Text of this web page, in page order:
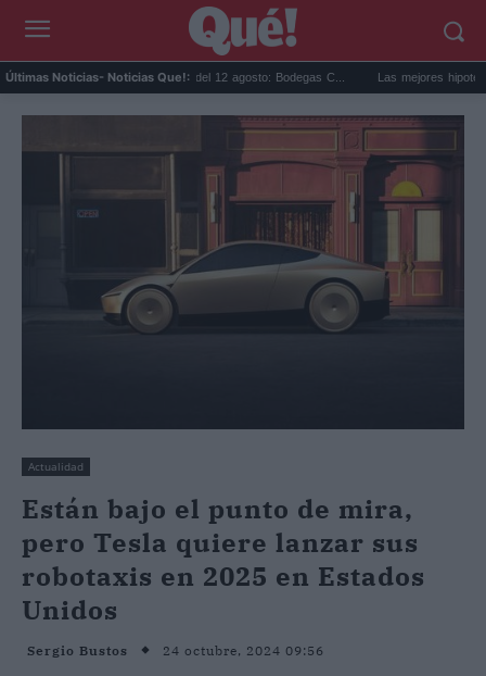
Últimas Noticias- Noticias Que!:
Eclipse solar en Cariñena del 12 agosto: Bodegas C... Las mejores hipotecas de
Actualidad
Están bajo el punto de mira,
pero Tesla quiere lanzar sus
robotaxis en 2025 en Estados
Unidos
Sergio Bustos 24 octubre, 2024 09:56